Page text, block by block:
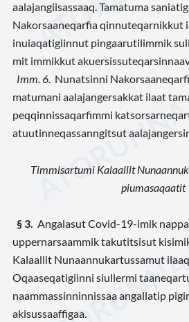
aalajangiisassaaq. Tamatuma
Nakorsaaneqarfia qinnuteqarnikkut
inuiaqatigiinnut pingaarutilimmik
mit immikkut
Imm. 6. Nunatsinni
matumani aalajangersakkat ilaat
peqqinnissaqarfimmi
atuutinneqassanngitsut
Timmisartumi Kalaallit
piumasaqaatit
§ 3. Angalasut Covid-19-imik
uppernarsaammik takutitsisut
Kalaallit Nunaannukartussamut
Oqaaseqatigiinni siullermi
naammassinninnissaa angallatip
akisussaaffigaa.